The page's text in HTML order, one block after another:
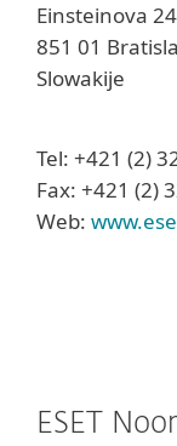
Einsteinova 24
851 01
Slowakije
Tel: +421 (2)
Fax: +421 (2)
Web:
ESET